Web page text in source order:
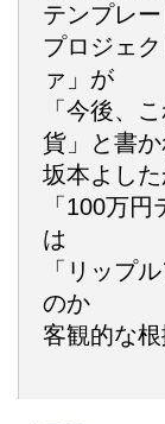
テンプレー
プロジェ
ァ」が
「今後、
貨」と書か
坂本よし
「100万
は
「リップ
のか
客観的な根